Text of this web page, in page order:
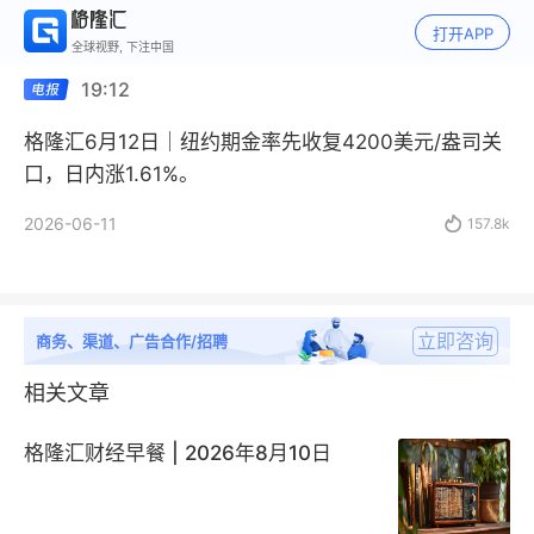
全球视野, 下注中国
打开APP
19:12
格隆汇6月12日｜纽约期金率先收复4200美元/盎司关
口，日内涨1.61%。
2026-06-11  157.8k
商务、渠道、广告合作/招聘 立即咨询
相关文章
格隆汇财经早餐 | 2026年8月10日